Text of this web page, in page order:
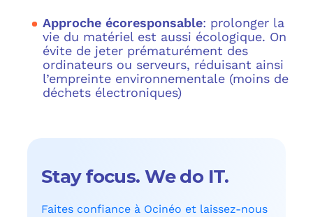
Approche écoresponsable: prolonger la
vie du matériel est aussi écologique. On
évite de jeter prématurément des
ordinateurs ou serveurs, réduisant ainsi
l’empreinte environnementale (moins de
déchets électroniques)
Stay focus. We do IT.
Faites confiance à Ocinéo et laissez-nous